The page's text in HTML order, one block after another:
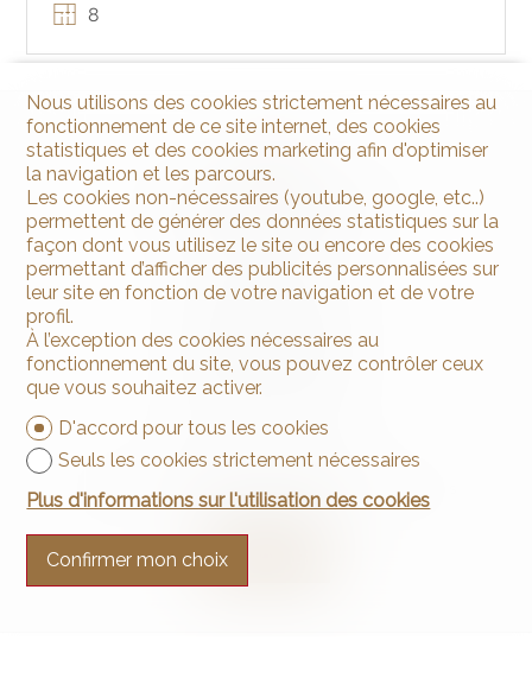
8
Contactez-nous
Arnaud & Zbinden Sàrl
Rue de la Poste 1
2024 St-Aubin-Sauges
Tél.+41 32 835 30 05
info@arnaud-zbinden.ch
Restez connecté
Ne laissez aucun bien vous échapper, inscrivez-vous
gratuitement.
S'abonner
Nous utilisons des cookies strictement nécessaires au
fonctionnement de ce site internet, des cookies
statistiques et des cookies marketing afin d'optimiser
la navigation et les parcours.
Les cookies non-nécessaires (youtube, google, etc..)
permettent de générer des données statistiques sur la
façon dont vous utilisez le site ou encore des cookies
permettant d’afficher des publicités personnalisées sur
leur site en fonction de votre navigation et de votre
profil.
À l’exception des cookies nécessaires au
fonctionnement du site, vous pouvez contrôler ceux
que vous souhaitez activer.
D'accord pour tous les cookies
Seuls les cookies strictement nécessaires
Plus d'informations sur l'utilisation des cookies
Confirmer mon choix